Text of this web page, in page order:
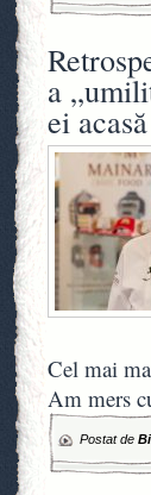
a
ei acasă
Cel mai
Am mers
Postat de